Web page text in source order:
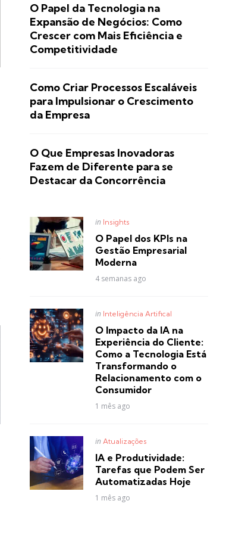
O Papel da Tecnologia na
Expansão de Negócios: Como
Crescer com Mais Eficiência e
Competitividade
Como Criar Processos Escaláveis
para Impulsionar o Crescimento
da Empresa
O Que Empresas Inovadoras
Fazem de Diferente para se
Destacar da Concorrência
Posted
in Insights
O Papel dos KPIs na
Gestão Empresarial
Moderna
4 semanas ago
Posted
in Inteligência Artifical
O Impacto da IA na
Experiência do Cliente:
Como a Tecnologia Está
Transformando o
Relacionamento com o
Consumidor
1 mês ago
Posted
in Atualizações
IA e Produtividade:
Tarefas que Podem Ser
Automatizadas Hoje
1 mês ago